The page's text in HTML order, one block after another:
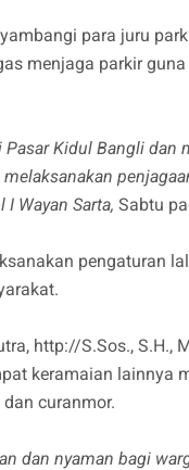
para juru
menjaga parkir
Kidul Bangli dan
Wayan Sarta, Sabtu
pengaturan
http://S.Sos., S.H.,
keramaian lainnya
curanmor.
dan nyaman bagi